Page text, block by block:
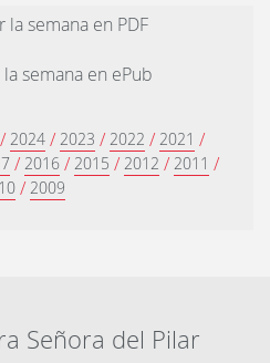
la semana en PDF
semana en ePub
/ 2024 / 2023 / 2022 / 2021 /
/ 2016 / 2015 / 2012 / 2011 /
/ 2009
Señora del Pilar